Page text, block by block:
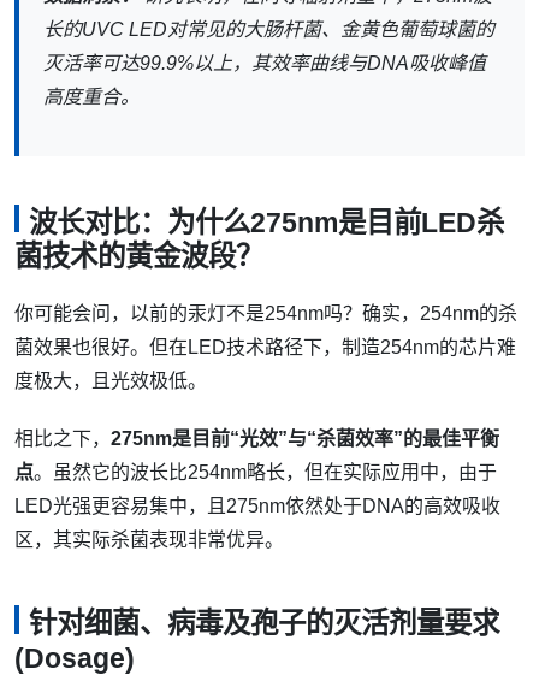
长的UVC LED对常见的大肠杆菌、金黄色葡萄球菌的
灭活率可达99.9%以上，其效率曲线与DNA吸收峰值
高度重合。
波长对比：为什么275nm是目前LED杀
菌技术的黄金波段？
你可能会问，以前的汞灯不是254nm吗？确实，254nm的杀
菌效果也很好。但在LED技术路径下，制造254nm的芯片难
度极大，且光效极低。
相比之下， 275nm是目前“光效”与“杀菌效率”的最佳平衡
点。虽然它的波长比254nm略长，但在实际应用中，由于
LED光强更容易集中，且275nm依然处于DNA的高效吸收
区，其实际杀菌表现非常优异。
针对细菌、病毒及孢子的灭活剂量要求
(Dosage)